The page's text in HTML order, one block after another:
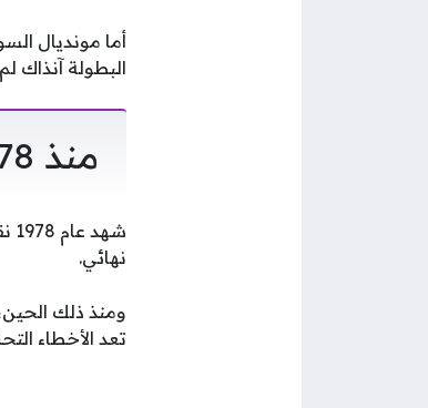
البطولة آنذاك
منذ 1978 انتهى عصر الإعادة
نهائي.
ومنذ ذلك
تعد الأخطاء